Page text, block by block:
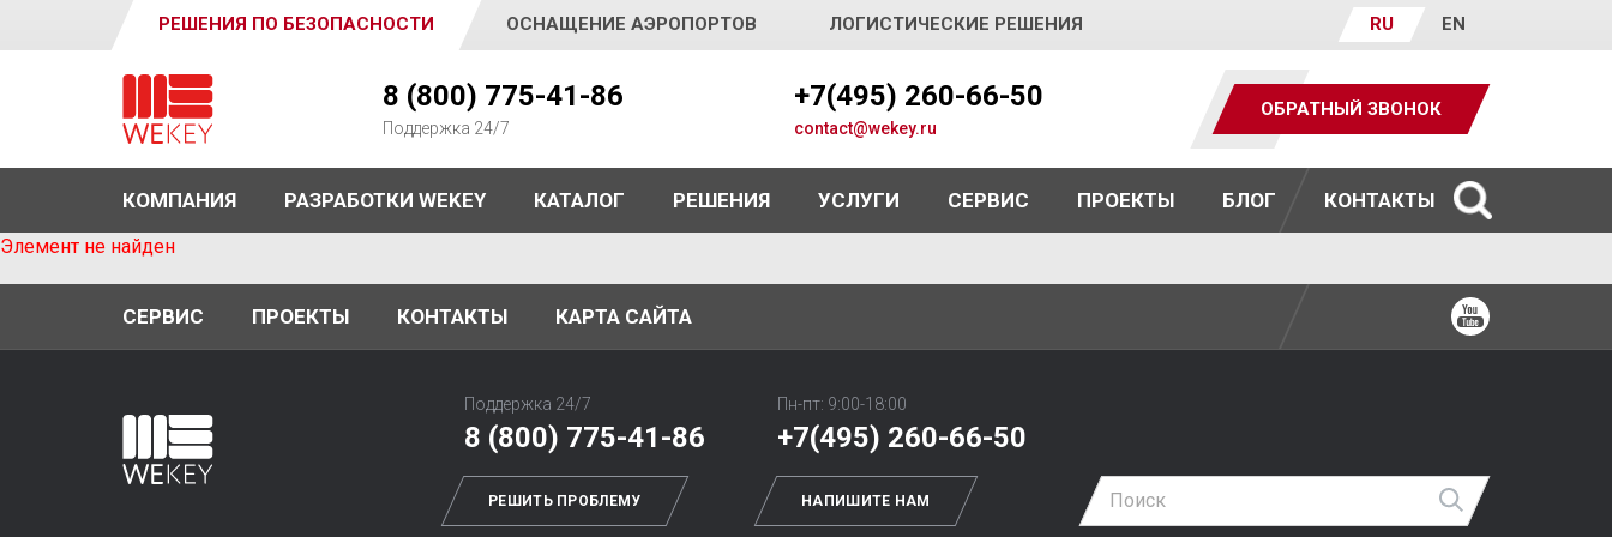
РЕШЕНИЯ ПО БЕЗОПАСНОСТИ ОСНАЩЕНИЕ АЭРОПОРТОВ ЛОГИСТИЧЕСКИЕ РЕШЕНИЯ RU EN
WEKEY
8 (800) 775-41-86
Поддержка 24/7
+7(495) 260-66-50
contact@wekey.ru
ОБРАТНЫЙ ЗВОНОК
КОМПАНИЯ РАЗРАБОТКИ WEKEY КАТАЛОГ РЕШЕНИЯ УСЛУГИ СЕРВИС ПРОЕКТЫ БЛОГ КОНТАКТЫ
Элемент не найден
СЕРВИС ПРОЕКТЫ КОНТАКТЫ КАРТА САЙТА
Поддержка 24/7
8 (800) 775-41-86
РЕШИТЬ ПРОБЛЕМУ
Пн-пт: 9:00-18:00
+7(495) 260-66-50
НАПИШИТЕ НАМ